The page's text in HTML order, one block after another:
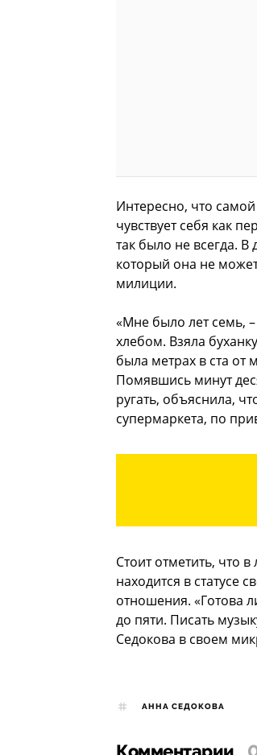
Интересно, что
чувствует себя как
так было не всегда.
который она не
милиции.
«Мне было лет семь,
хлебом. Взяла
была метрах в ста от
Помявшись минут
ругать, объяснила,
супермаркета, по
Стоит отметить, что
находится в
отношения. «Готова
до пяти. Писать
Седокова в своем
АННА СЕДОКОВА